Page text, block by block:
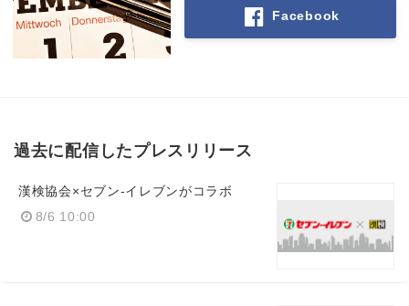
Facebook
過去に配信したプレスリリース
漢検協会×セブン‐イレブンがコラボ
8/6 10:00